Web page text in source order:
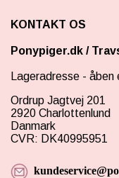
KONTAKT OS
Ponypiger.dk /
Lageradresse -
Ordrup Jagtvej 201
2920 Charlottenlund
Danmark
CVR: DK40995951